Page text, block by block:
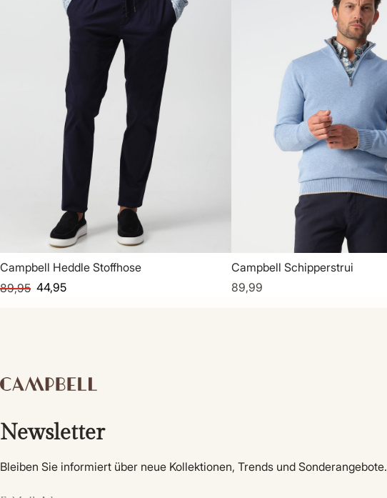
Campbell Heddle Stoffhose
89,95 44,95
Campbell Schipperstrui
89,99
Newsletter
Bleiben Sie informiert über neue Kollektionen, Trends und Sonderangebote.